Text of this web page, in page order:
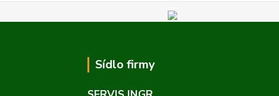
Sídlo firmy